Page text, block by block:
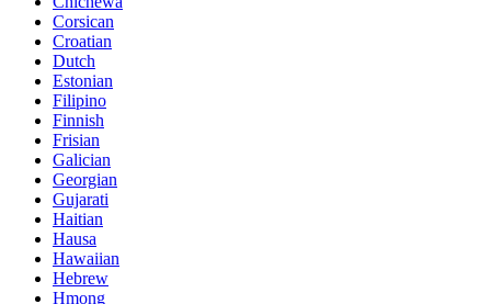
Corsican
Croatian
Dutch
Estonian
Filipino
Finnish
Frisian
Galician
Georgian
Gujarati
Haitian
Hausa
Hawaiian
Hebrew
Hmong